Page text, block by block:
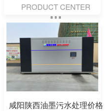
PRODUCT CENTER
咸阳陕西油墨污水处理价格